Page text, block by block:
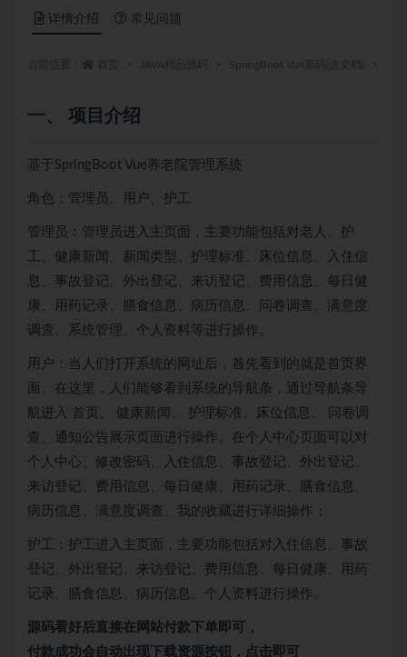
详情介绍 常见问题
一、 项目介绍
基于SpringBoot Vue养老院管理系统
角色：管理员、用户、护工
管理员：管理员进入主页面，主要功能包括对老人、护
工、健康新闻、新闻类型、护理标准、床位信息、入住信
息、事故登记、外出登记、来访登记、费用信息、每日健
康、用药记录、膳食信息、病历信息、问卷调查、满意度
调查、系统管理、个人资料等进行操作。
用户：当人们打开系统的网址后，首先看到的就是首页界
面。在这里，人们能够看到系统的导航条，通过导航条导
航进入 首页、 健康新闻、 护理标准、床位信息、 问卷调
查、通知公告展示页面进行操作。在个人中心页面可以对
个人中心、修改密码、入住信息、事故登记、外出登记、
来访登记、费用信息、每日健康、用药记录、膳食信息、
病历信息、满意度调查、我的收藏进行详细操作；
护工：护工进入主页面，主要功能包括对入住信息、事故
登记、外出登记、来访登记、费用信息、每日健康、用药
记录、膳食信息、病历信息、个人资料进行操作。
源码看好后直接在网站付款下单即可，
付款成功会自动出现下载资源按钮，点击即可